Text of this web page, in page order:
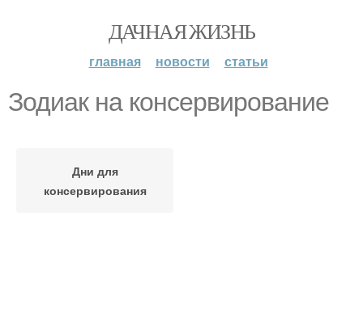
ДАЧНАЯ ЖИЗНЬ
главная новости статьи
Зодиак на консервирование
Дни для
консервирования